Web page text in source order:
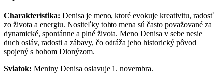
Charakteristika: Denisa je meno, ktoré evokuje kreativitu, radosť
zo života a energiu. Nositeľky tohto mena sú často považované za
dynamické, spontánne a plné života. Meno Denisa v sebe nesie
duch osláv, radosti a zábavy, čo odráža jeho historický pôvod
spojený s bohom Dionýzom.
Sviatok: Meniny Denisa oslavuje 1. novembra.